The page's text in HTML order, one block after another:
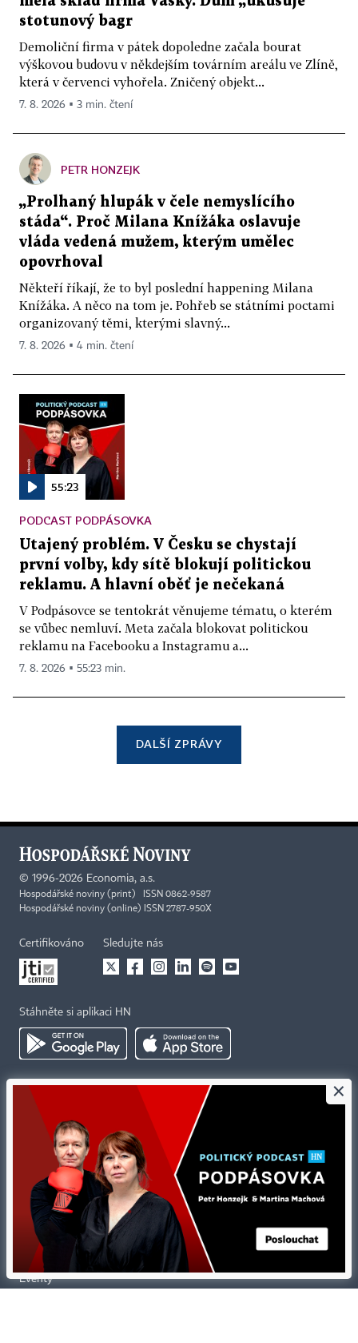
stotunový bagr
Demoliční firma v pátek dopoledne začala bourat
výškovou budovu v někdejším továrním areálu ve Zlíně,
která v červenci vyhořela. Zničený objekt...
7. 8. 2026 ▪ 3 min. čtení
PETR HONZEJK
„Prolhaný hlupák v čele nemyslícího
stáda“. Proč Milana Knížáka oslavuje
vláda vedená mužem, kterým umělec
opovrhoval
Někteří říkají, že to byl poslední happening Milana
Knížáka. A něco na tom je. Pohřeb se státními poctami
organizovaný těmi, kterými slavný...
7. 8. 2026 ▪ 4 min. čtení
55:23
PODCAST PODPÁSOVKA
Utajený problém. V Česku se chystají
první volby, kdy sítě blokují politickou
reklamu. A hlavní oběť je nečekaná
V Podpásovce se tentokrát věnujeme tématu, o kterém
se vůbec nemluví. Meta začala blokovat politickou
reklamu na Facebooku a Instagramu a...
7. 8. 2026 ▪ 55:23 min.
DALŠÍ ZPRÁVY
© 1996-2026 Economia, a.s.
Hospodářské noviny (print) ISSN 0862-9587
Hospodářské noviny (online) ISSN 2787-950X
Certifikováno Sledujte nás
Stáhněte si aplikaci HN
Kontakty
Tiráž redakce HN
Economia
Kariéra v HN
Ceník inzerce
Ochrana osobních údajů
Prohlášení o cookies
Nastavení soukromí
Všeobecné smluvní podmínky
Koupit / darovat předplatné
Eventy
×